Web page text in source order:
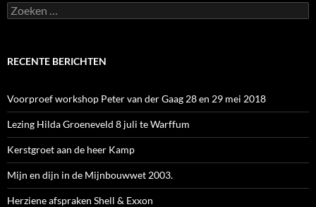
Zoeken
naar:
RECENTE BERICHTEN
Voorproef workshop Peter van der Gaag 28 en 29 mei 2018
Lezing Hilda Groeneveld 8 juli te Warffum
Kerstgroet aan de heer Kamp
Mijn en dijn in de Mijnbouwwet 2003.
Herziene afspraken Shell & Exxon